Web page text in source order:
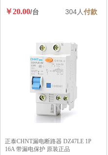
￥20.00/台 304人付款
正泰CHNT漏电断路器 DZ47LE 1P
16A 带漏电保护 原装正品